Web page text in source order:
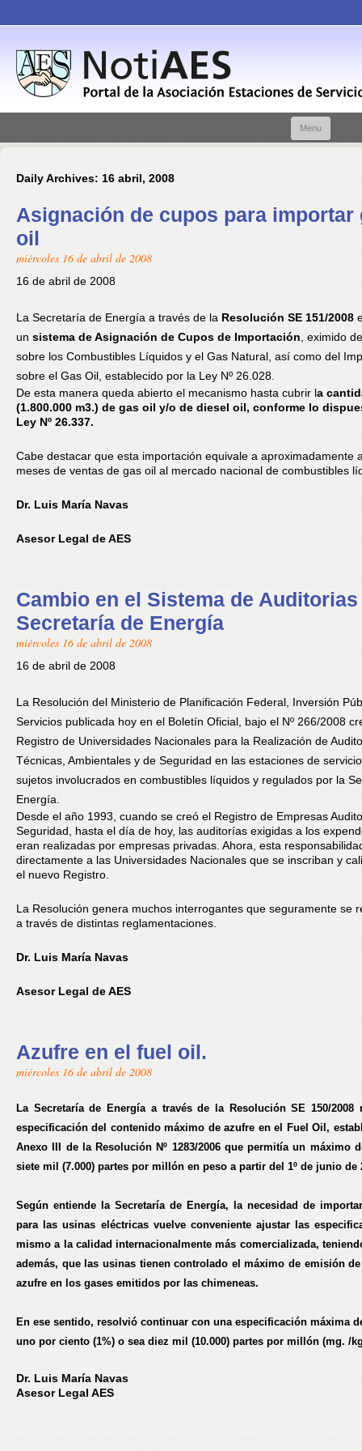
Menu
Daily Archives: 16 abril, 2008
Asignación de cupos para importar
oil
miércoles 16 de abril de 2008
16 de abril de 2008
La Secretaría de Energía a través de la Resolución SE 151/2008
un sistema de Asignación de Cupos de Importación , eximido
sobre los Combustibles Líquidos y el Gas Natural, así como del
sobre el Gas Oil, establecido por la Ley Nº 26.028.
De esta manera queda abierto el mecanismo hasta cubrir la
(1.800.000 m3.) de gas oil y/o de diesel oil, conforme lo
Ley Nº 26.337.
Cabe destacar que esta importación equivale a aproximadamente
meses de ventas de gas oil al mercado nacional de combustibles
Dr. Luis María Navas
Asesor Legal de AES
Cambio en el Sistema de
Secretaría de Energía
miércoles 16 de abril de 2008
16 de abril de 2008
La Resolución del Ministerio de Planificación Federal, Inversión
Servicios publicada hoy en el Boletín Oficial, bajo el Nº 266/2008
Registro de Universidades Nacionales para la Realización de
Técnicas, Ambientales y de Seguridad en las estaciones de
sujetos involucrados en combustibles líquidos y regulados por la
Energía.
Desde el año 1993, cuando se creó el Registro de Empresas
Seguridad, hasta el día de hoy, las auditorías exigidas a los
eran realizadas por empresas privadas. Ahora, esta
directamente a las Universidades Nacionales que se inscriban y
el nuevo Registro.
La Resolución genera muchos interrogantes que seguramente se
a través de distintas reglamentaciones.
Dr. Luis María Navas
Asesor Legal de AES
Azufre en el fuel oil.
miércoles 16 de abril de 2008
La Secretaría de Energía a través de la Resolución SE 150/2008
especificación del contenido máximo de azufre en el Fuel Oil,
Anexo III de la Resolución Nº 1283/2006 que permitía un máximo
siete mil (7.000) partes por millón en peso a partir del 1º de junio de
Según entiende la Secretaría de Energía, la necesidad de
para las usinas eléctricas vuelve conveniente ajustar las
mismo a la calidad internacionalmente más comercializada,
además, que las usinas tienen controlado el máximo de emisión
azufre en los gases emitidos por las chimeneas.
En ese sentido, resolvió continuar con una especificación máxima
uno por ciento (1%) o sea diez mil (10.000) partes por millón (mg. /
Dr. Luis María Navas
Asesor Legal AES